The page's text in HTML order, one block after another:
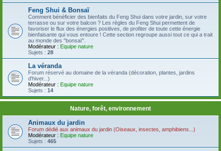
Feng Shui & Bonsaï
Comment bénéficier des bienfaits du Feng Shui dans votre jardin, sur votre
terrasse ou sur votre balcon ? Les règles du Feng Shui permettent de
favoriser le flux des énergies positives, de profiter de toute cette énergie
bienfaisante qui vous entoure ! Cette section regroupe aussi tout ce qui a trait
au monde des "bonsaï".
Modérateur : Equipe nature
Sujets : 28
La véranda
Forum réservé au domaine de la véranda (décoration, plantes, jardins
d'hiver...)
Modérateur : Equipe nature
Sujets : 14
Nature, forêt, environnement
Animaux du jardin
Forum dédié aux animaux du jardin (Oiseaux, insectes, amphibiens...)
Modérateur : Equipe nature
Sujets : 465